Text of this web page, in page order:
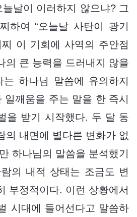
날이 이러하지 않으냐? 그
하여 “오늘날 사탄이 광기
이 기회에 사역의 주안점
의 큰 능력을 드러내지 않을
는 하나님 말씀에 유의하지
일깨움을 주는 말을 한 즉시
을 받기 시작했다. 두 달 동
의 내면에 별다른 변화가 없
하나님의 말씀을 분석했기
의 내적 상태는 조금도 변
부정적이다. 이런 상황에서
시대에 들어선다고 말씀하